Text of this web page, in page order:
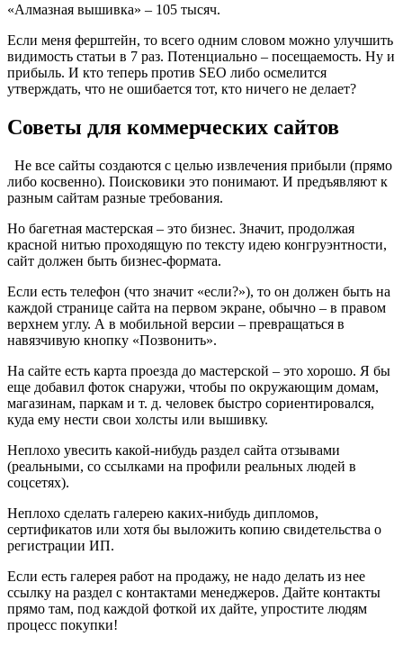
«Алмазная вышивка» – 105 тысяч.
Если меня ферштейн, то всего одним словом можно улучшить
видимость статьи в 7 раз. Потенциально – посещаемость. Ну и
прибыль. И кто теперь против SEO либо осмелится
утверждать, что не ошибается тот, кто ничего не делает?
Советы для коммерческих сайтов
Не все сайты создаются с целью извлечения прибыли (прямо
либо косвенно). Поисковики это понимают. И предъявляют к
разным сайтам разные требования.
Но багетная мастерская – это бизнес. Значит, продолжая
красной нитью проходящую по тексту идею конгруэнтности,
сайт должен быть бизнес-формата.
Если есть телефон (что значит «если?»), то он должен быть на
каждой странице сайта на первом экране, обычно – в правом
верхнем углу. А в мобильной версии – превращаться в
навязчивую кнопку «Позвонить».
На сайте есть карта проезда до мастерской – это хорошо. Я бы
еще добавил фоток снаружи, чтобы по окружающим домам,
магазинам, паркам и т. д. человек быстро сориентировался,
куда ему нести свои холсты или вышивку.
Неплохо увесить какой-нибудь раздел сайта отзывами
(реальными, со ссылками на профили реальных людей в
соцсетях).
Неплохо сделать галерею каких-нибудь дипломов,
сертификатов или хотя бы выложить копию свидетельства о
регистрации ИП.
Если есть галерея работ на продажу, не надо делать из нее
ссылку на раздел с контактами менеджеров. Дайте контакты
прямо там, под каждой фоткой их дайте, упростите людям
процесс покупки!